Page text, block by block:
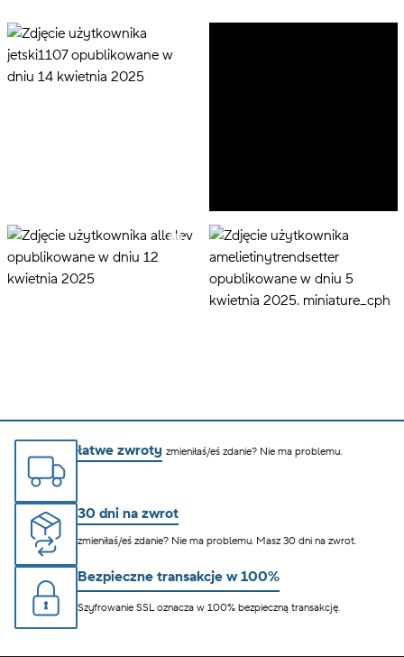
łatwe zwroty zmieniłaś/eś zdanie? Nie ma problemu.
30 dni na zwrot
zmieniłaś/eś zdanie? Nie ma problemu. Masz 30 dni na zwrot.
Bezpieczne transakcje w 100%
Szyfrowanie SSL oznacza w 100% bezpieczną transakcję.